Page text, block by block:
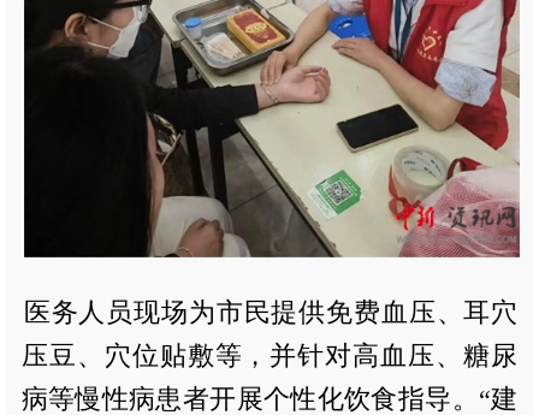
医务人员现场为市民提供免费血压、耳穴
压豆、穴位贴敷等，并针对高血压、糖尿
病等慢性病患者开展个性化饮食指导。“建